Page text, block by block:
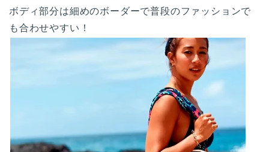
ボディ部分は細めのボーダーで普段のファッションで
も合わせやすい！